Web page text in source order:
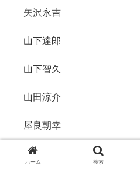
矢沢永吉
山下達郎
山下智久
山田涼介
屋良朝幸
ゆず
ホーム 検索